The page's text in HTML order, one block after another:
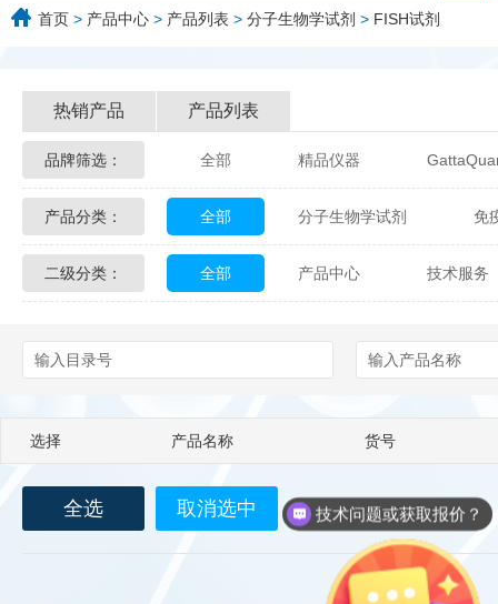
首页 > 产品中心 > 产品列表 > 分子生物学试剂 > FISH试剂
热销产品 产品列表
品牌筛选： 全部 精品仪器
Glycon Biochem Sterlitech
Echelon Biosciences Verichem
Biotez Berlin Diametra
Berry & Associates Zedira
LGC Maine Standards Biolife
产品分类： 全部 分子生物学试剂 免
化学及生物化学试剂 材料学试剂
二级分类： 全部 产品中心 技术服务
选择 产品名称 货号
全选 取消选中 技术问题或获取报价？